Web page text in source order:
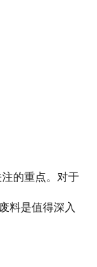
的重点。对于
料是值得深入